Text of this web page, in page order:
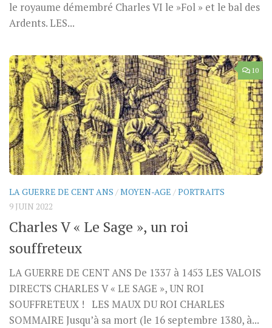
le royaume démembré Charles VI le »Fol » et le bal des
Ardents. LES...
10
LA GUERRE DE CENT ANS /MOYEN-AGE /PORTRAITS
9 JUIN 2022
Charles V « Le Sage », un roi
souffreteux
LA GUERRE DE CENT ANS De 1337 à 1453 LES VALOIS
DIRECTS CHARLES V « LE SAGE », UN ROI
SOUFFRETEUX ! LES MAUX DU ROI CHARLES
SOMMAIRE Jusqu’à sa mort (le 16 septembre 1380, à...